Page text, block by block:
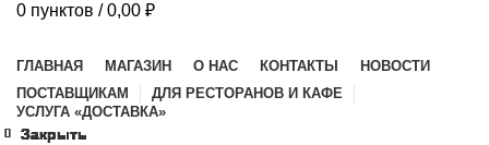
0 пунктов / 0,00 ₽
ГЛАВНАЯ МАГАЗИН О НАС КОНТАКТЫ
НОВОСТИ
ПОСТАВЩИКАМ
ДЛЯ РЕСТОРАНОВ И КАФЕ
УСЛУГА «ДОСТАВКА»
Закрыть
Закрыть
Закрыть
Закрыть
Закрыть
Закрыть
Закрыть
Закрыть
Закрыть
Закрыть
Закрыть
Закрыть
Закрыть
Закрыть
Закрыть
Закрыть